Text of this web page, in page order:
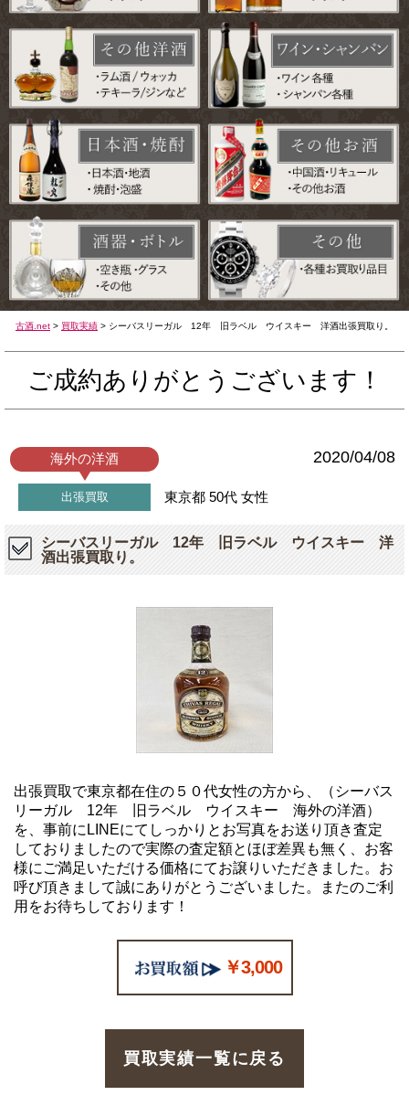
古酒.net > 買取実績 > シーバスリーガル 12年 旧ラベル ウイスキー 洋酒出張買取り。
ご成約ありがとうございます！
海外の洋酒 2020/04/08
出張買取 東京都 50代 女性
シーバスリーガル 12年 旧ラベル ウイスキー 洋
酒出張買取り。
出張買取で東京都在住の５０代女性の方から、（シーバス
リーガル 12年 旧ラベル ウイスキー 海外の洋酒）
を、事前にLINEにてしっかりとお写真をお送り頂き査定
しておりましたので実際の査定額とほぼ差異も無く、お客
様にご満足いただける価格にてお譲りいただきました。お
呼び頂きまして誠にありがとうございました。またのご利
用をお待ちしております！
￥3,000
買取実績一覧に戻る